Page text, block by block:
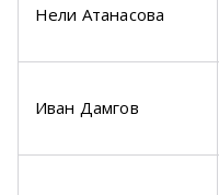
Нели Атанасова
Иван Дамгов